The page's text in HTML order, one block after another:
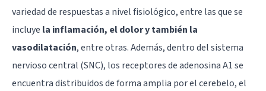
variedad de respuestas a nivel fisiológico, entre las que se
incluye la inflamación, el dolor y también la
vasodilatación, entre otras. Además, dentro del sistema
nervioso central (SNC), los receptores de adenosina A1 se
encuentra distribuidos de forma amplia por el cerebelo, el